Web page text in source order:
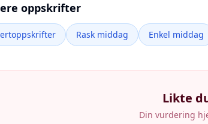
oppskrifter
Rask middag Enkel middag
Likte
Din vurdering